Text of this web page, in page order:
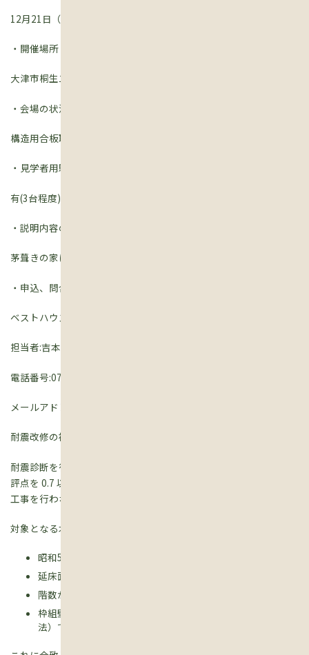
12月21日（土）10時から15時
・開催場所
大津市桐生二丁目
・会場の状況
構造用合板取付施行中
・見学者用駐車場
有(3台程度)
・説明内容の趣旨
茅葺きの家における耐震改修工法等
・申込、問合せ先
ベストハウスネクスト株式会社
担当者:吉本智
電話番号:077-552-6955
メールアドレス:kinoie@besthouse.cc
耐震改修の補助金をもらうためには。。。
耐震診断を行い、上部構造評点が 0.7 未満と診断された木造住宅の
評点を 0.7 以上に改修する
工事を行わなければなりません。
対象となる木造住宅は・・・
昭和56年5月31日以前に着工され、完成している。
延床面積の1/2以上が住宅として使われている。
階数が2階以下、延床面積が300m2以下である。
枠組壁工法、丸太組工法および大臣認定工法（プレハブ工
法）でない。等